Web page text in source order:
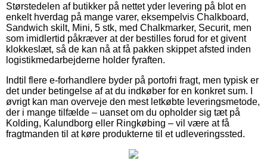
Størstedelen af butikker på nettet yder levering på blot en
enkelt hverdag på mange varer, eksempelvis Chalkboard,
Sandwich skilt, Mini, 5 stk, med Chalkmarker, Securit, men
som imidlertid påkræver at der bestilles forud for et givent
klokkeslæt, så de kan nå at få pakken skippet afsted inden
logistikmedarbejderne holder fyraften.
Indtil flere e-forhandlere byder på portofri fragt, men typisk er
det under betingelse af at du indkøber for en konkret sum. I
øvrigt kan man overveje den mest letkøbte leveringsmetode,
der i mange tilfælde – uanset om du opholder sig tæt på
Kolding, Kalundborg eller Ringkøbing – vil være at få
fragtmanden til at køre produkterne til et udleveringssted.